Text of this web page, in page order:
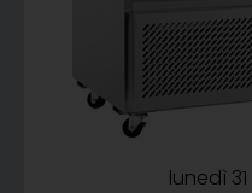
lunedì